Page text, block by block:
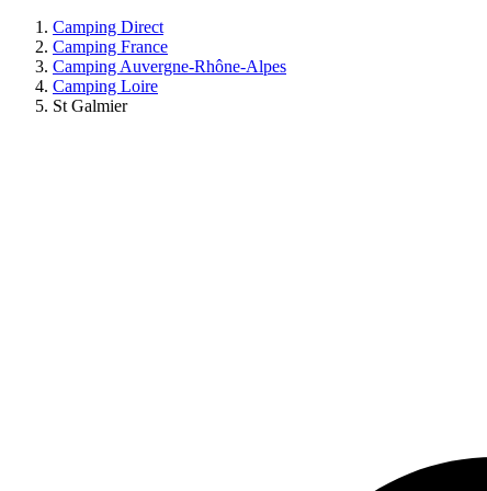
Camping Direct
Camping France
Camping Auvergne-Rhône-Alpes
Camping Loire
St Galmier